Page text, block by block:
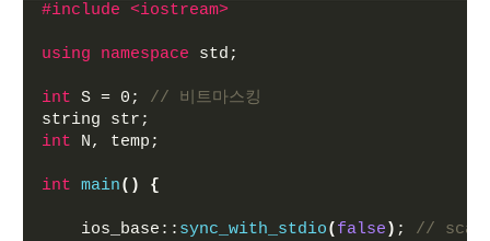
#include <iostream>
using namespace std;
int S = 0; // 비트마스킹
string str;
int N, temp;
int main() {
    ios_base::
sync_with_stdio( false ) ; // scanf